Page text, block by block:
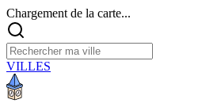
Chargement de la carte...
VILLES